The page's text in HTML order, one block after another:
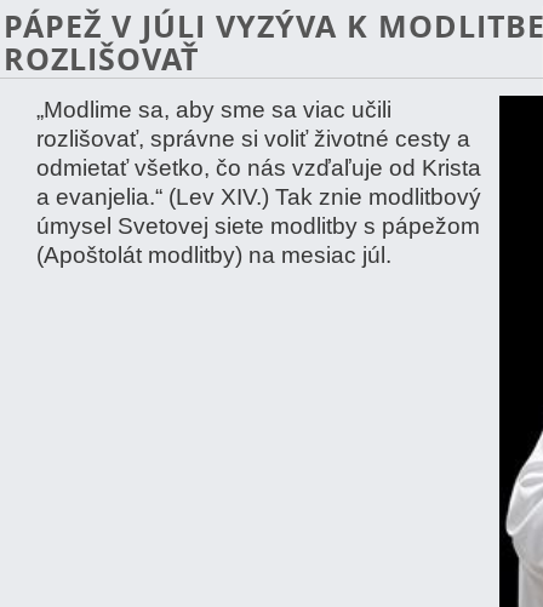
PÁPEŽ V JÚLI VYZÝVA K
ROZLIŠOVAŤ
„Modlime sa, aby sme sa viac učili
rozlišovať, správne si voliť životné cesty a
odmietať všetko, čo nás vzďaľuje od Krista
a evanjelia.“ (Lev XIV.) Tak znie modlitbový
úmysel Svetovej siete modlitby s pápežom
(Apoštolát modlitby) na mesiac júl.